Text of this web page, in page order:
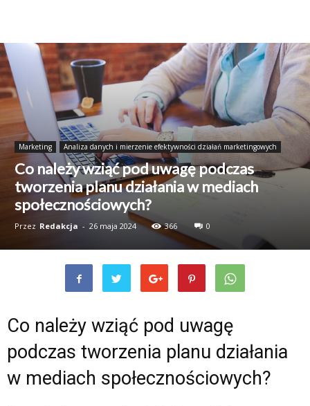
Marketing Analiza danych i mierzenie efektywności działań marketingowych
Co należy wziąć pod uwagę podczas
tworzenia planu działania w mediach
społecznościowych?
Przez Redakcja - 26 maja 2024 366 0
Co należy wziąć pod uwagę
podczas tworzenia planu działania
w mediach społecznościowych?